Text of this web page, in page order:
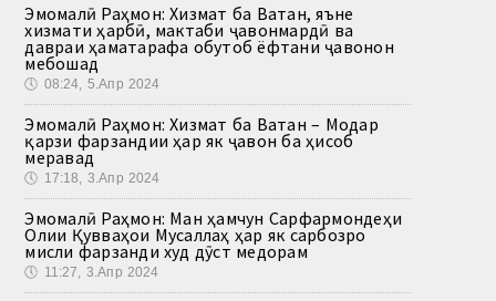
Эмомалӣ Раҳмон: Хизмат ба Ватан, яъне
хизмати ҳарбӣ, мактаби ҷавонмардӣ ва
давраи ҳаматарафа обутоб ёфтани ҷавонон
мебошад
🕔 08:24, 5.Апр 2024
Эмомалӣ Раҳмон: Хизмат ба Ватан – Модар
қарзи фарзандии ҳар як ҷавон ба ҳисоб
меравад
🕔 17:18, 3.Апр 2024
Эмомалӣ Раҳмон: Ман ҳамчун Сарфармондеҳи
Олии Қувваҳои Мусаллаҳ ҳар як сарбозро
мисли фарзанди худ дӯст медорам
🕔 11:27, 3.Апр 2024